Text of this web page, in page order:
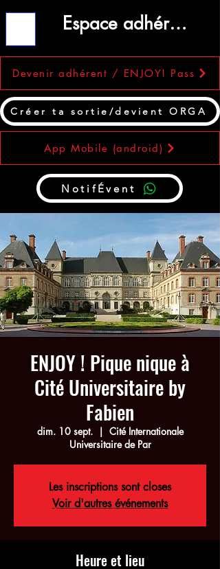
Devenir adhérent / ENJOY! Pass
Créer ta sortie/devient ORGA
Espace adhérent
NotifÉvent
App Mobile (android)
ENJOY ! Pique nique à
Cité Universitaire by
Fabien
dim. 10 sept.
  |
Cité Internationale
Universitaire de Par
Les inscriptions sont closes
Voir d'autres événements
Heure et lieu